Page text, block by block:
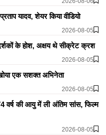
यादव, शेयर किया वीडियो
2026-08-05
के होश, अक्षय थे सीक्रेट क्रश
2026-08-05
एक सशक्त अभिनेता
2026-08-05
की आयु में ली अंतिम सांस, फिल्म
2026-08-05